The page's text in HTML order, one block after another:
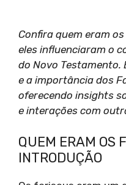
Confira quem eram
eles influenciaram o
do Novo Testamento.
e a importância dos
oferecendo insights
e interações com
QUEM ERAM OS
INTRODUÇÃO